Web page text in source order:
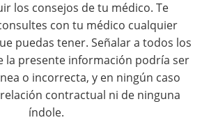
los consejos de tu médico. Te
con tu médico cualquier
puedas tener. Señalar a todos los
la presente información podría ser
o incorrecta, y en ningún caso
contractual ni de ninguna
índole.